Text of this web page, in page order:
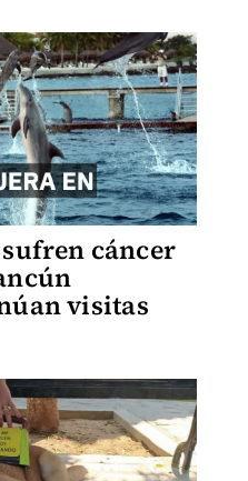
cáncer
visitas